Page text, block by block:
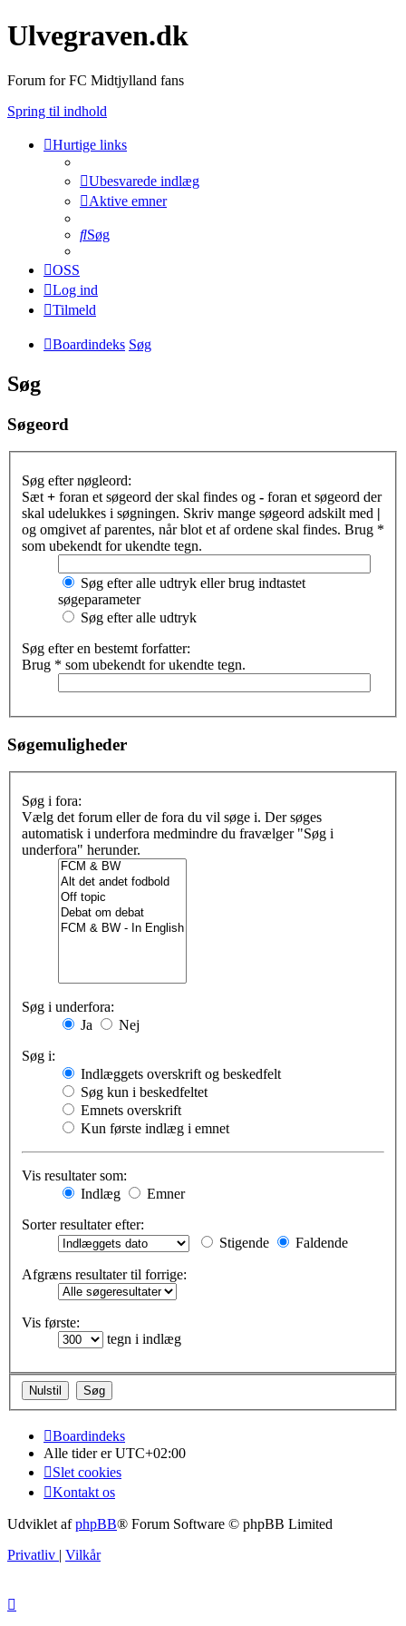
Ulvegraven.dk
Forum for FC Midtjylland fans
Spring til indhold
Hurtige links
Ubesvarede indlæg
Aktive emner
Søg
OSS
Log ind
Tilmeld
Boardindeks Søg
Søg
Søgeord
Søg efter nøgleord:
Sæt + foran et søgeord der skal findes og - foran et søgeord der
skal udelukkes i søgningen. Skriv mange søgeord adskilt med |
og omgivet af parentes, når blot et af ordene skal findes. Brug *
som ubekendt for ukendte tegn.
Søg efter alle udtryk eller brug indtastet
søgeparameter
Søg efter alle udtryk
Søg efter en bestemt forfatter:
Brug * som ubekendt for ukendte tegn.
Søgemuligheder
Søg i fora:
Vælg det forum eller de fora du vil søge i. Der søges
automatisk i underfora medmindre du fravælger "Søg i
underfora" herunder.
Søg i underfora:
Ja
Nej
Søg i:
Indlæggets overskrift og beskedfelt
Søg kun i beskedfeltet
Emnets overskrift
Kun første indlæg i emnet
Vis resultater som:
Indlæg
Emner
Sorter resultater efter:
Stigende
Faldende
Afgræns resultater til forrige:
Vis første:
tegn i indlæg
Boardindeks
Alle tider erUTC+02:00
Slet cookies
Kontakt os
Udviklet afphpBB® Forum Software © phpBB Limited
Privatliv | Vilkår